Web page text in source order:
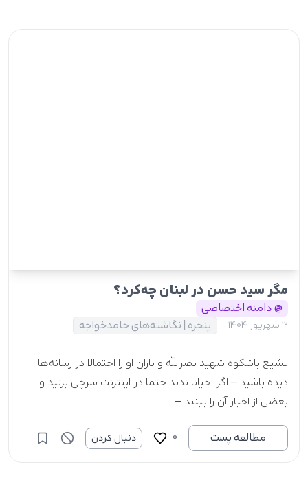
مگر سید حسن در لبنان چه‌کرد؟
@ دامنه اختصاصی
12 شهریور 1404 پنجره | نگاشته‌های حامدخواجه
تشیع باشکوه شهید نصرالله و یاران او را احتمالا در رسانه‌ها
دیده باشید – اگر احیانا ندید حتما در اینترنت سرچی بزنید و
بعضی از اخبار آن را ببنید –... ...
مطالعه پست
0 دنبال کردن